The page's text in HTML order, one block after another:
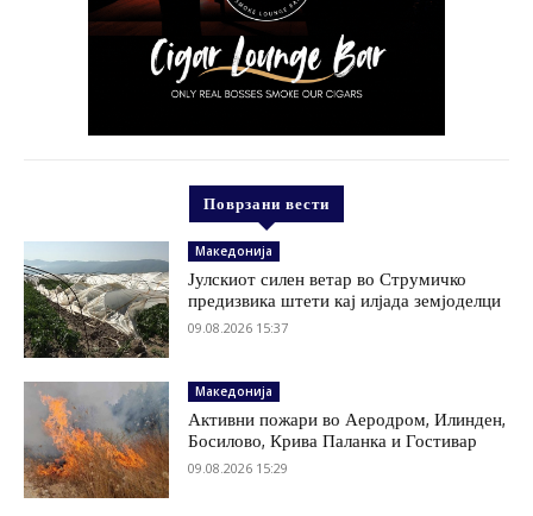
Поврзани вести
Македонија
Јулскиот силен ветар во Струмичко
предизвика штети кај илјада земјоделци
09.08.2026 15:37
Македонија
Активни пожари во Аеродром, Илинден,
Босилово, Крива Паланка и Гостивар
09.08.2026 15:29